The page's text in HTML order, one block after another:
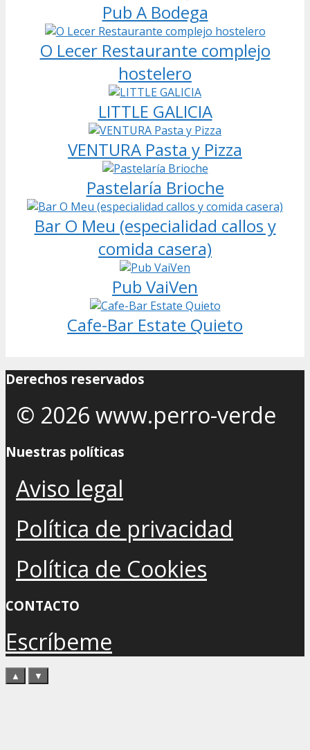
Pub A Bodega
O Lecer Restaurante complejo
hostelero
LITTLE GALICIA
VENTURA Pasta y Pizza
Pastelaría Brioche
Bar O Meu (especialidad callos y
comida casera)
Pub VaiVen
Cafe-Bar Estate Quieto
Derechos reservados
© 2026 www.perro-verde
Nuestras políticas
Aviso legal
Política de privacidad
Política de Cookies
CONTACTO
Escríbeme
▲ ▼